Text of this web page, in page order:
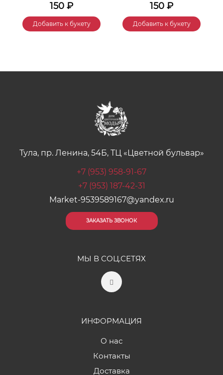
150 ₽
Добавить к букету
150 ₽
Добавить к букету
Тула, пр. Ленина, 54Б, ТЦ «Цветной бульвар»
+7 (953) 958-91-67
+7 (953) 187-42-31
Market-9539589167@yandex.ru
ЗАКАЗАТЬ ЗВОНОК
МЫ В СОЦ.СЕТЯХ
ИНФОРМАЦИЯ
О нас
Контакты
Доставка